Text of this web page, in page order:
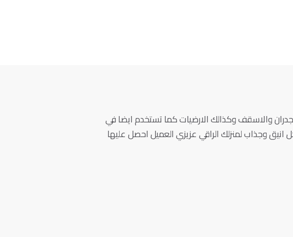
والاسقف وكذالك الارضيات كما تستخدم ايضا في
وجذاب لمنزلك الراقي عزيزي العميل احصل عليها